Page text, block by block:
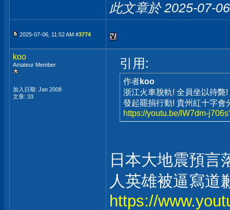
此文章於 2025-07-
2025-07-06, 11:52 AM #3774
koo
Amateur Member
加入日期: Jan 2008
文章: 33
引用:
作者koo
浙江火車脫軌! 全員坐以待斃
發起罷捐行動! 貴州紅十字會
https://youtu.be/lW7dm-
日本大地震預言
人英雄被逼寫道
https://